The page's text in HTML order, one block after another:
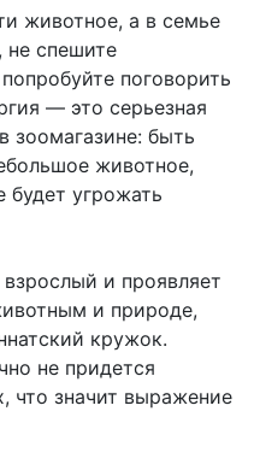
животное, а в семье
не спешите
поговорить
— это серьезная
зоомагазине: быть
животное,
будет угрожать
и проявляет
и природе,
кружок.
не придется
что значит выражение